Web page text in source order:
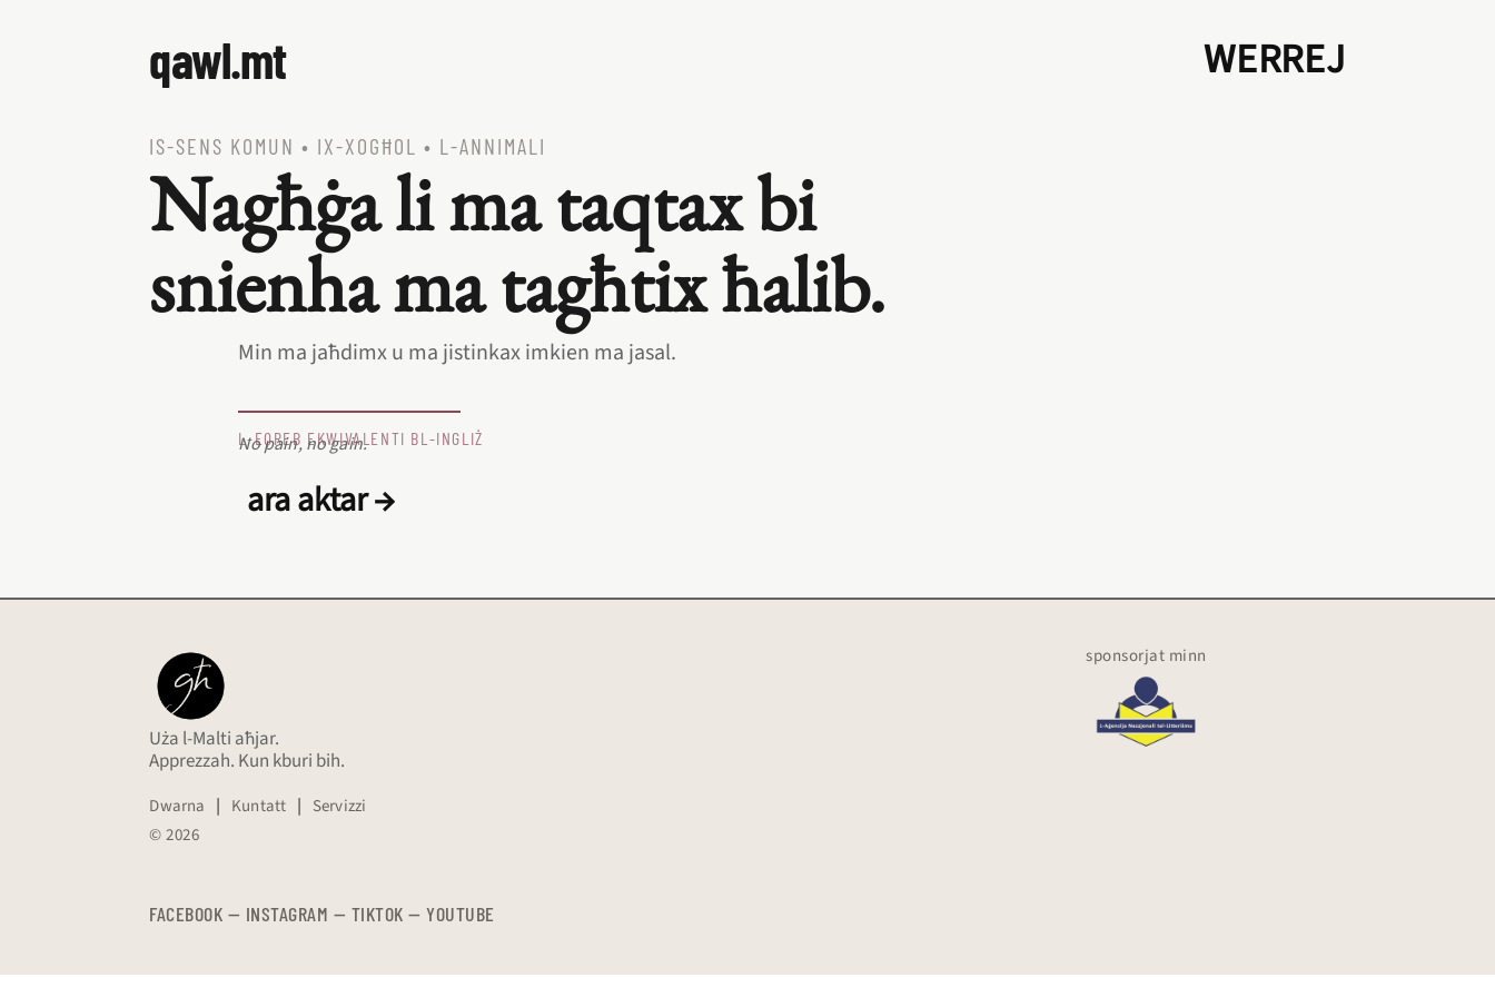
qawl.mt WERREJ
IS‑SENS KOMUN • IX‑XOGĦOL • L‑ANNIMALI
Nagħġa li ma taqtax bi
snienha ma tagħtix ħalib.
Min ma jaħdimx u ma jistinkax imkien ma jasal.
L‑EQREB EKWIVALENTI BL‑INGLIŻ
No pain, no gain.
ara aktar →
Uża l-Malti aħjar.
Apprezzah. Kun kburi bih.
Dwarna | Kuntatt | Servizzi
© 2026
FACEBOOK — INSTAGRAM — TIKTOK — YOUTUBE
sponsorjat minn